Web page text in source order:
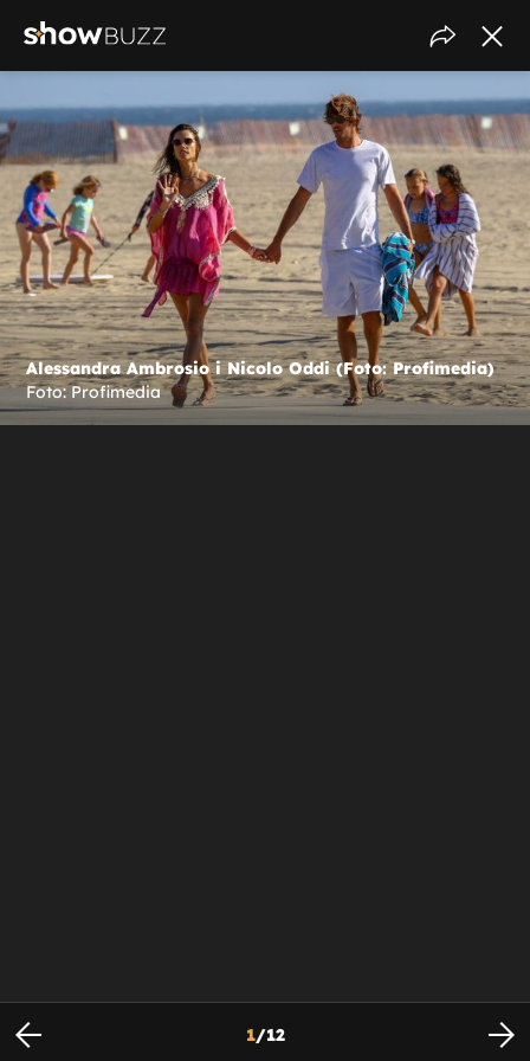
Alessandra Ambrosio i Nicolo Oddi (Foto: Profimedia)
Foto: Profimedia
1/12